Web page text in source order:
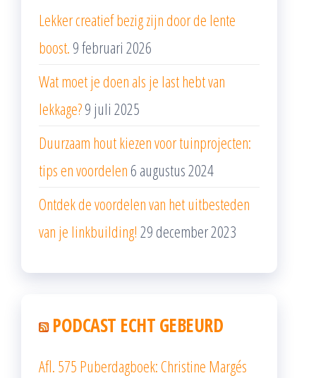
Lekker creatief bezig zijn door de lente
boost. 9 februari 2026
Wat moet je doen als je last hebt van
lekkage?9 juli 2025
Duurzaam hout kiezen voor tuinprojecten:
tips en voordelen 6 augustus 2024
Ontdek de voordelen van het uitbesteden
van je linkbuilding! 29 december 2023
PODCAST ECHT GEBEURD
Afl. 575 Puberdagboek: Christine Margés